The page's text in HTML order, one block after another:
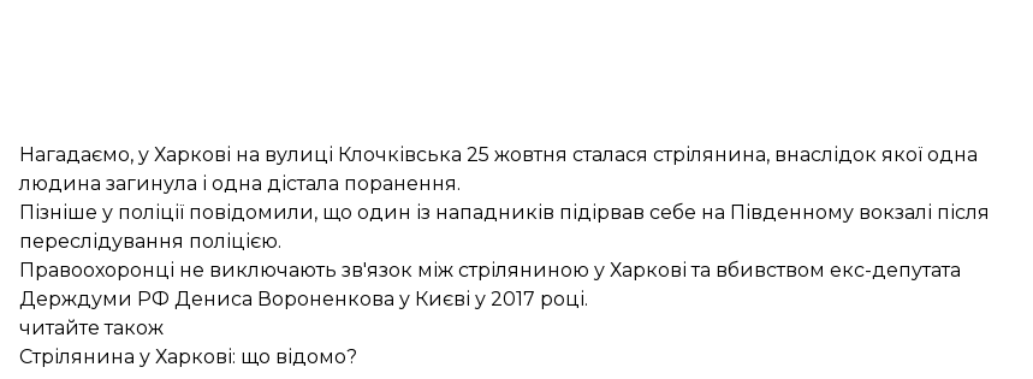
Нагадаємо, у Харкові на вулиці Клочківська 25 жовтня сталася стрілянина, внаслідок якої одна
людина загинула і одна дістала поранення.
Пізніше у поліції повідомили, що один із нападників підірвав себе на Південному вокзалі після
переслідування поліцією.
Правоохоронці не виключають зв'язок між стріляниною у Харкові та вбивством екс-депутата
Держдуми РФ Дениса Вороненкова у Києві у 2017 році.
читайте також
Стрілянина у Харкові: що відомо?